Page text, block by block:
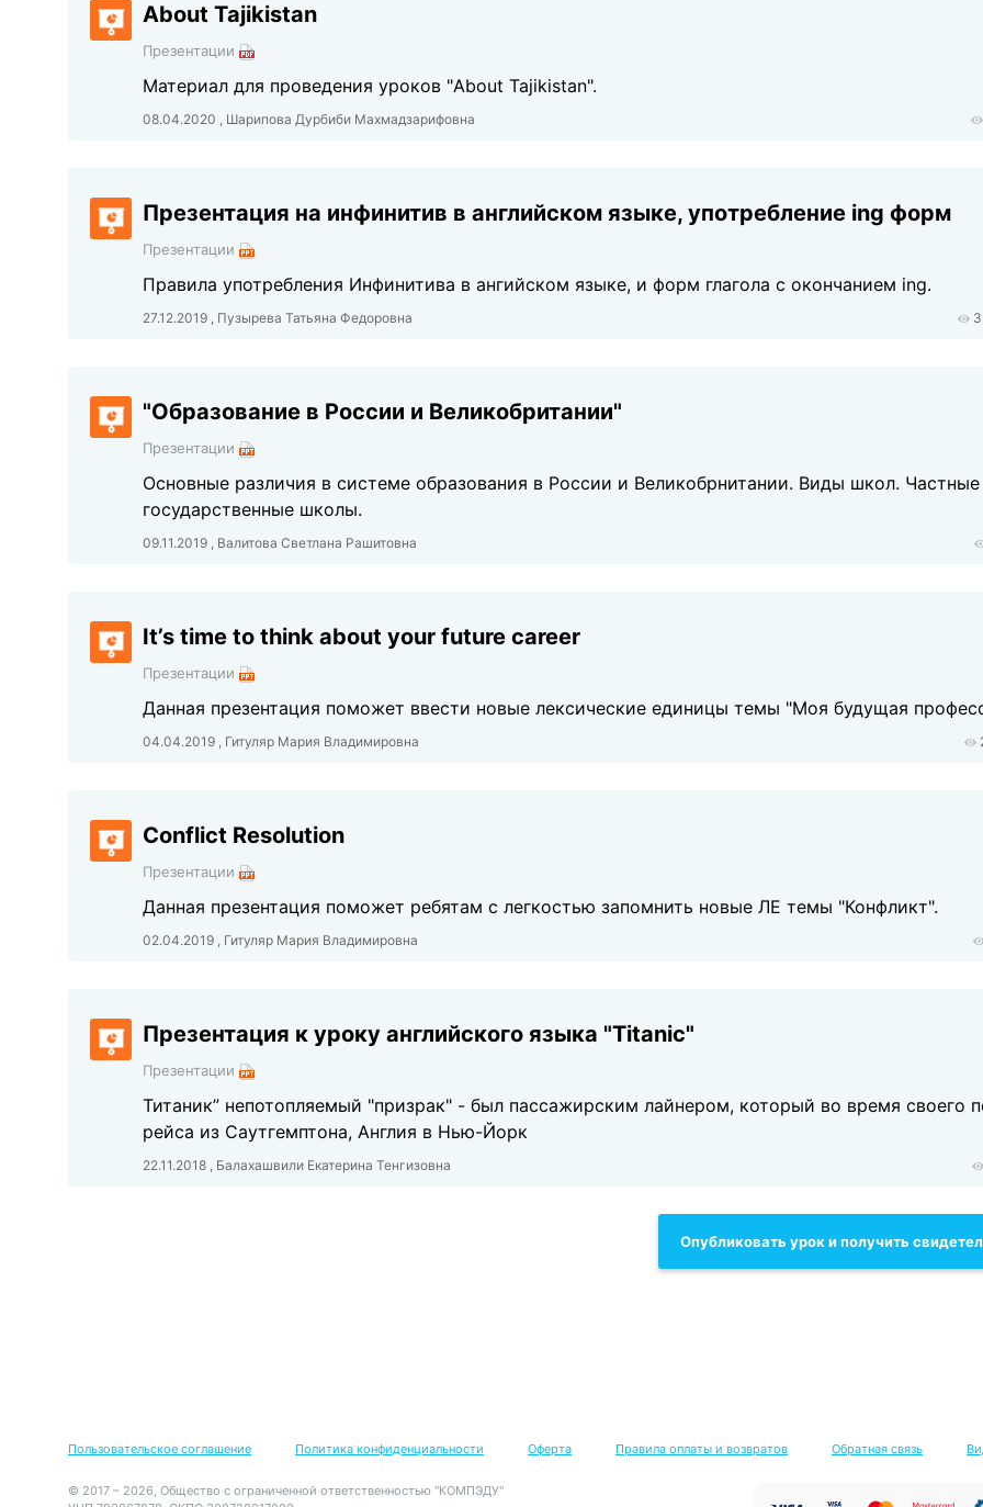
About Tajikistan
Презентации
Материал для проведения уроков "About Tajikistan".
08.04.2020 , Шарипова Дурбиби Махмадзарифовна
Презентация на инфинитив в английском языке, употребление ing форм
Презентации
Правила употребления Инфинитива в ангийском языке, и форм глагола с окончанием ing.
27.12.2019 , Пузырева Татьяна Федоровна
"Образование в России и Великобритании"
Презентации
Основные различия в системе образования в России и Великобрнитании. Виды школ. Частные
государственные школы.
09.11.2019 , Валитова Светлана Рашитовна
It’s time to think about your future career
Презентации
Данная презентация поможет ввести новые лексические единицы темы "Моя будущая
04.04.2019 , Гитуляр Мария Владимировна
Conflict Resolution
Презентации
Данная презентация поможет ребятам с легкостью запомнить новые ЛЕ темы "Конфликт".
02.04.2019 , Гитуляр Мария Владимировна
Презентация к уроку английского языка "Titanic"
Презентации
Титаник” непотопляемый "призрак" - был пассажирским лайнером, который во время своего
рейса из Саутгемптона, Англия в Нью-Йорк
22.11.2018 , Балахашвили Екатерина Тенгизовна
Опубликовать урок и получить
Пользовательское соглашение Политика конфиденциальности Оферта Правила оплаты и возвратов Обратная связь
© 2017 – 2026, Общество с ограниченной ответственностью "КОМПЭДУ"